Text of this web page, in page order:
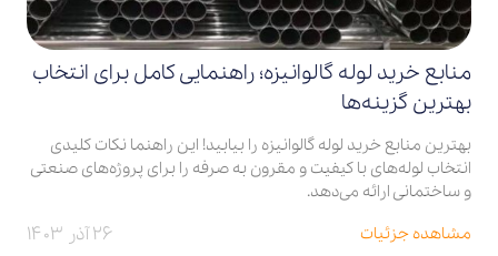
منابع خرید لوله گالوانیزه؛ راهنمایی کامل برای انتخاب
بهترین گزینه‌ها
بهترین منابع خرید لوله گالوانیزه را بیابید! این راهنما نکات کلیدی
انتخاب لوله‌های با کیفیت و مقرون به صرفه را برای پروژه‌های صنعتی
و ساختمانی ارائه می‌دهد.
مشاهده جزئیات
۲۶ آذر ۱۴۰۳